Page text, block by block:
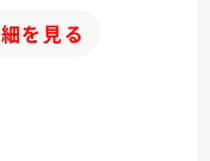
を見る